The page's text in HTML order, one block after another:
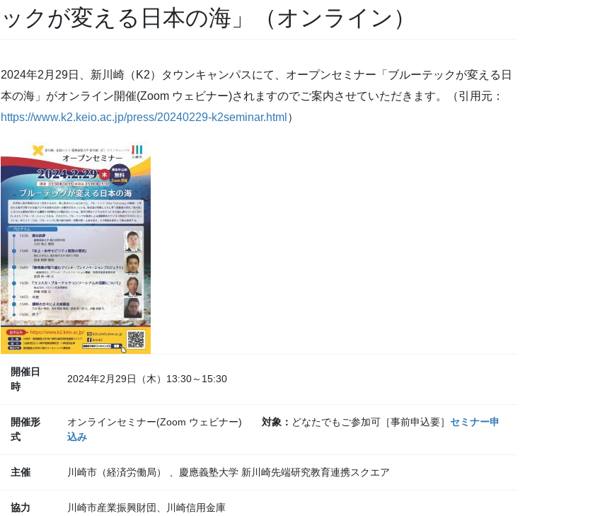
ックが変える日本の海」（オンライン）
2024年2月29日、新川崎（K2）タウンキャンパスにて、 オープンセミナー「ブルーテックが変える日
本の海」 がオンライン開催(Zoom ウェビナー)されますのでご案内させていただきます。（引用元：
https://www.k2.keio.ac.jp/press/20240229-k2seminar.html ）
開催日
時
2024年2月29日（木）13:30～15:30
開催形
式
オンラインセミナー(Zoom ウェビナー) 対象： どなたでもご参加可［事前申込要］ セミナー申
込み
主催 川崎市（経済労働局） 、慶應義塾大学 新川崎先端研究教育連携スクエア
協力 川崎市産業振興財団、川崎信用金庫